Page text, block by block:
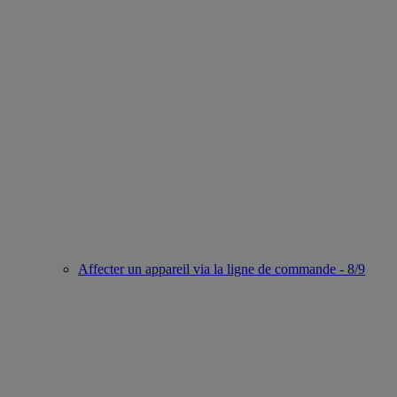
Affecter un appareil via la ligne de commande - 8/9